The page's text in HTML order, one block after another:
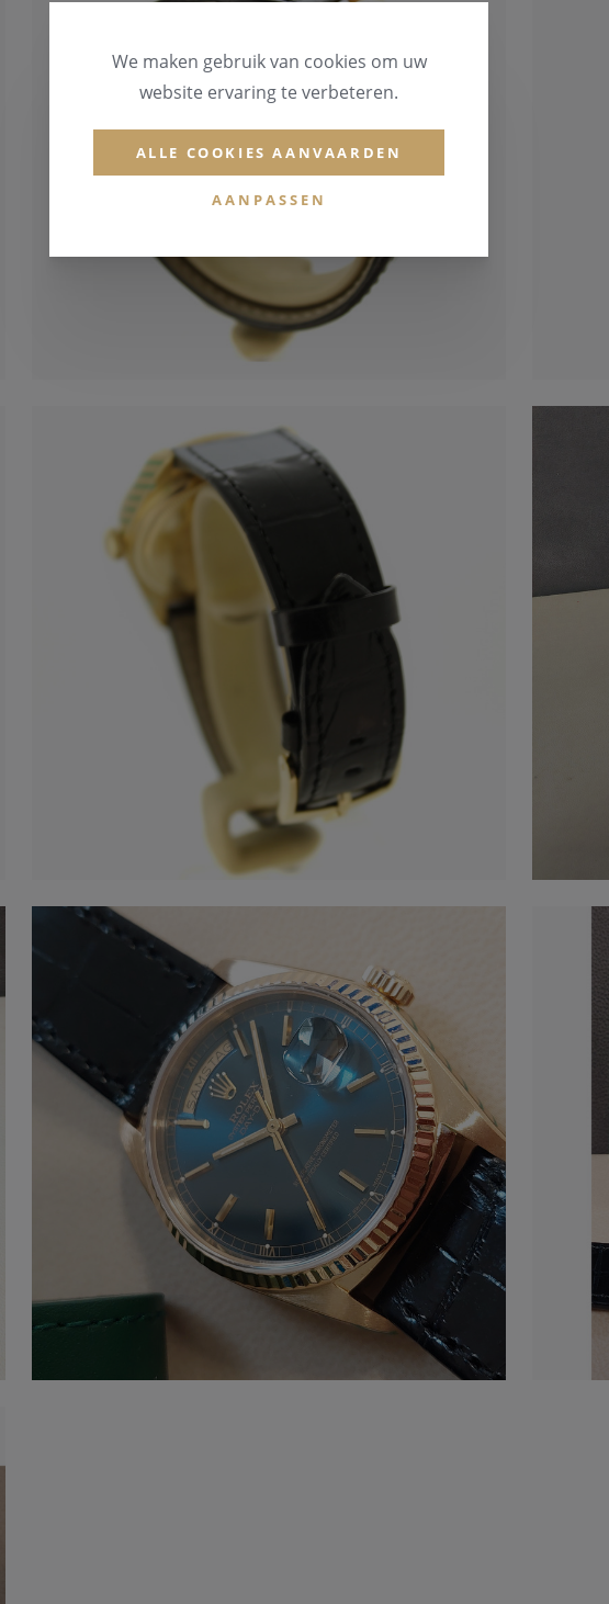
We maken gebruik van cookies om uw
website ervaring te verbeteren.
ALLE COOKIES AANVAARDEN
AANPASSEN